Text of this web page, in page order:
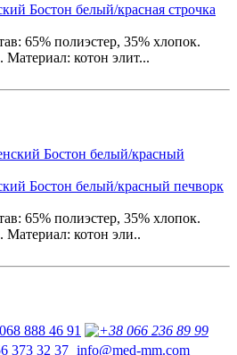
Бостон белый/красная строчка
65% полиэстер, 35% хлопок.
Материал: котон элит...
Бостон белый/красный печворк
65% полиэстер, 35% хлопок.
Материал: котон эли..
888 46 91
373 32 37 info@med-mm.com